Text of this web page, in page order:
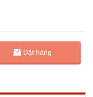
Đặt hàng